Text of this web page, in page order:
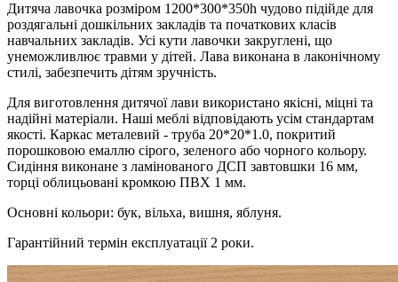
Дитяча лавочка розміром 1200*300*350h чудово підійде для
роздягальні дошкільних закладів та початкових класів
навчальних закладів. Усі кути лавочки закруглені, що
унеможливлює травми у дітей. Лава виконана в лаконічному
стилі, забезпечить дітям зручність.
Для виготовлення дитячої лави використано якісні, міцні та
надійні матеріали. Наші меблі відповідають усім стандартам
якості. Каркас металевий - труба 20*20*1.0, покритий
порошковою емаллю сірого, зеленого або чорного кольору.
Сидіння виконане з ламінованого ДСП завтовшки 16 мм,
торці облицьовані кромкою ПВХ 1 мм.
Основні кольори: бук, вільха, вишня, яблуня.
Гарантійний термін експлуатації 2 роки.